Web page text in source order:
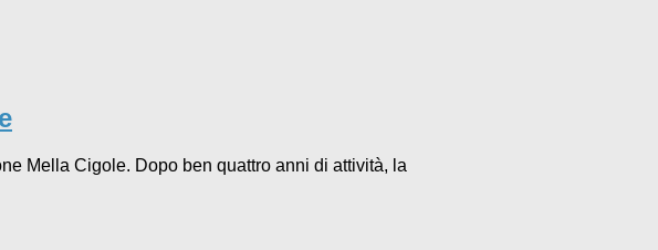
Mella Cigole. Dopo ben quattro anni di attività, la